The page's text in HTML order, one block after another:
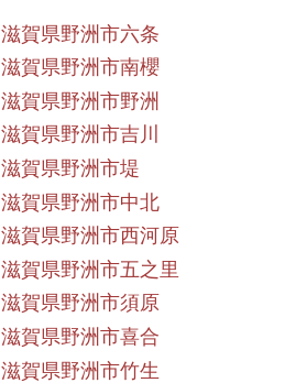
滋賀県野洲市六条
滋賀県野洲市南櫻
滋賀県野洲市野洲
滋賀県野洲市吉川
滋賀県野洲市堤
滋賀県野洲市中北
滋賀県野洲市西河原
滋賀県野洲市五之里
滋賀県野洲市須原
滋賀県野洲市喜合
滋賀県野洲市竹生